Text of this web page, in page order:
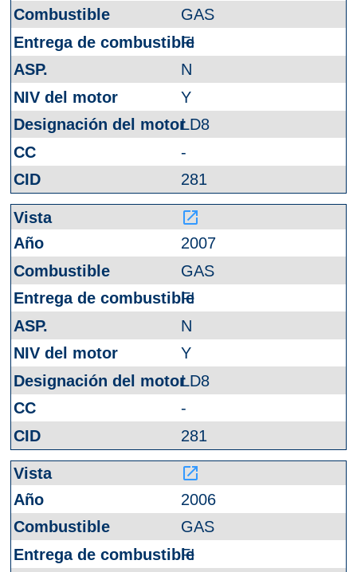
GAS
FI
N
Y
LD8
-
281
launch
2007
GAS
FI
N
Y
LD8
-
281
launch
2006
GAS
FI